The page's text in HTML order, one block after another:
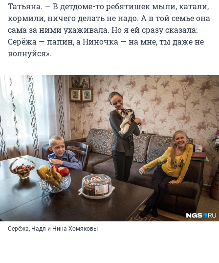
Татьяна. — В детдоме-то ребятишек мыли, катали,
кормили, ничего делать не надо. А в той семье она
сама за ними ухаживала. Но я ей сразу сказала:
Серёжа — папин, а Ниночка — на мне, ты даже не
волнуйся».
Серёжа, Надя и Нина Хомяковы